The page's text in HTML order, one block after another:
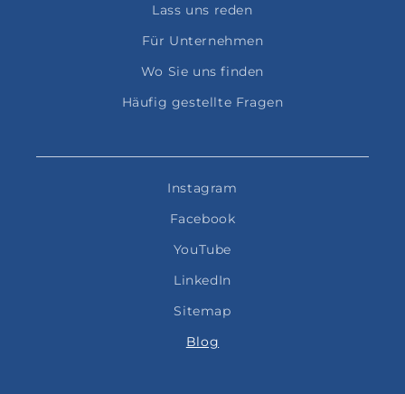
Lass uns reden
Für Unternehmen
Wo Sie uns finden
Häufig gestellte Fragen
Instagram
Facebook
YouTube
LinkedIn
Sitemap
Blog